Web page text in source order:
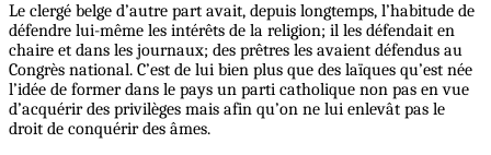
Le clergé belge d’autre part avait, depuis longtemps, l’habitude de
défendre lui-même les intérêts de la religion; il les défendait en
chaire et dans les journaux; des prêtres les avaient défendus au
Congrès national. C’est de lui bien plus que des laïques qu’est née
l’idée de former dans le pays un parti catholique non pas en vue
d’acquérir des privilèges mais afin qu’on ne lui enlevât pas le
droit de conquérir des âmes.